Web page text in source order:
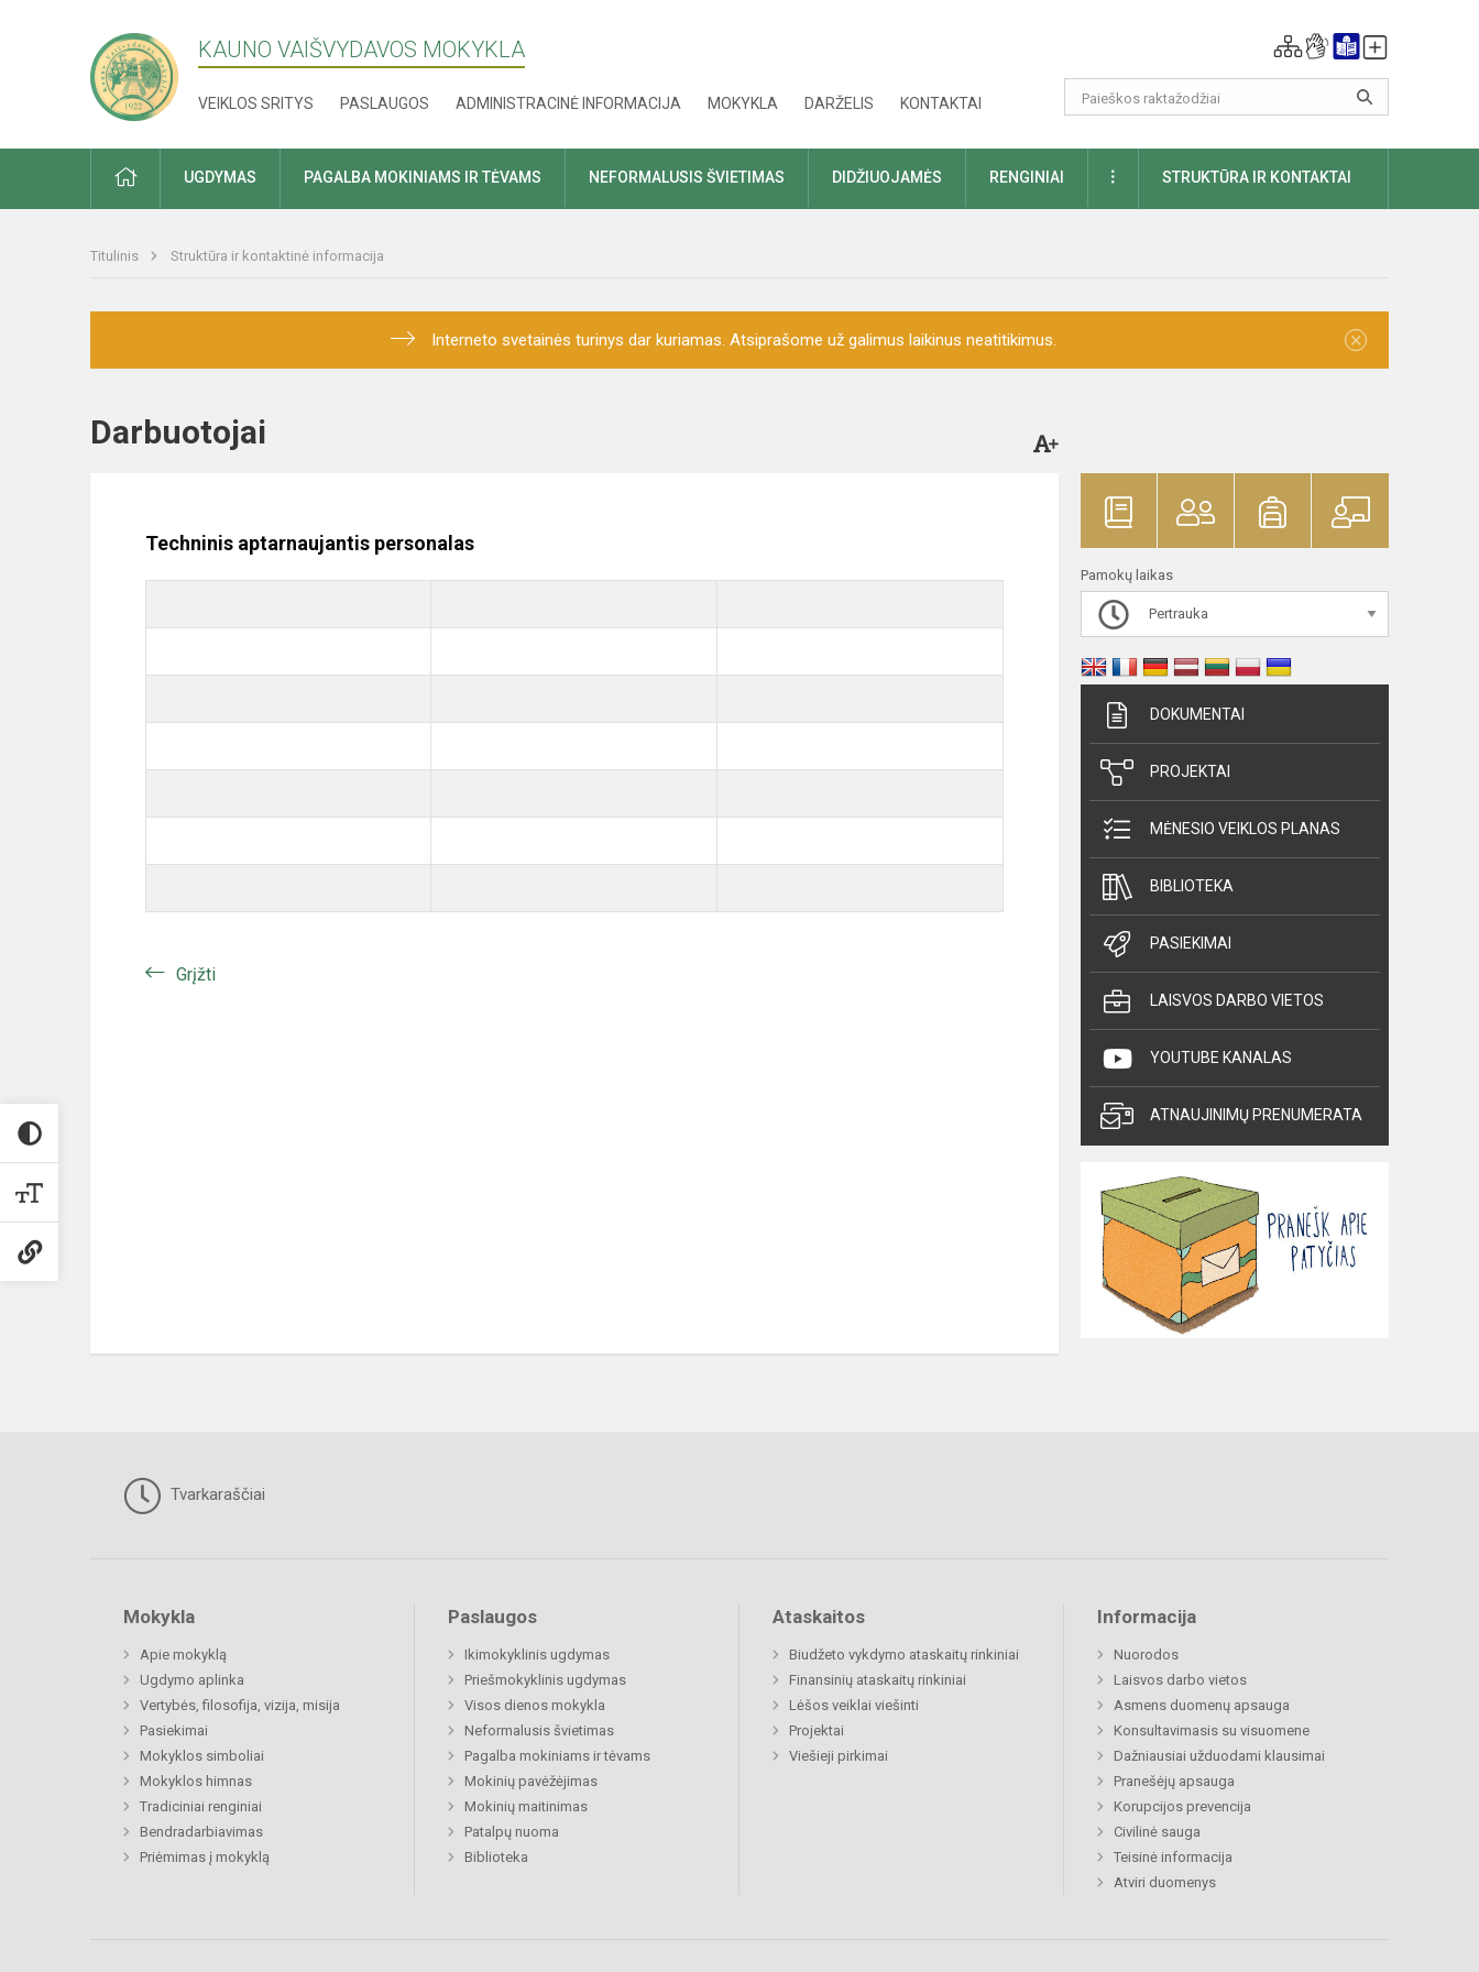
KAUNO VAIŠVYDAVOS MOKYKLA
VEIKLOS SRITYS PASLAUGOS ADMINISTRACINĖ INFORMACIJA MOKYKLA DARŽELIS KONTAKTAI
PRADŽIAUGDYMAS PAGALBA MOKINIAMS IR TĖVAMS NEFORMALUSIS ŠVIETIMAS DIDŽIUOJAMĖS RENGINIAI DAUGIAUSTRUKTŪRA IR KONTAKTAI
Titulinis Struktūra ir kontaktinė informacija
Interneto svetainės turinys dar kuriamas. Atsiprašome už galimus laikinus neatitikimus. ×
Darbuotojai
Techninis aptarnaujantis personalas
Grįžti
Pamokų laikas
Pertrauka
DOKUMENTAI
PROJEKTAI
MĖNESIO VEIKLOS PLANAS
BIBLIOTEKA
PASIEKIMAI
LAISVOS DARBO VIETOS
YOUTUBE KANALAS
ATNAUJINIMŲ PRENUMERATA
Tvarkaraščiai
Mokykla
Apie mokyklą
Ugdymo aplinka
Vertybės, filosofija, vizija, misija
Pasiekimai
Mokyklos simboliai
Mokyklos himnas
Tradiciniai renginiai
Bendradarbiavimas
Priėmimas į mokyklą
Paslaugos
Ikimokyklinis ugdymas
Priešmokyklinis ugdymas
Visos dienos mokykla
Neformalusis švietimas
Pagalba mokiniams ir tėvams
Mokinių pavėžėjimas
Mokinių maitinimas
Patalpų nuoma
Biblioteka
Ataskaitos
Biudžeto vykdymo ataskaitų rinkiniai
Finansinių ataskaitų rinkiniai
Lėšos veiklai viešinti
Projektai
Viešieji pirkimai
Informacija
Nuorodos
Laisvos darbo vietos
Asmens duomenų apsauga
Konsultavimasis su visuomene
Dažniausiai užduodami klausimai
Pranešėjų apsauga
Korupcijos prevencija
Civilinė sauga
Teisinė informacija
Atviri duomenys